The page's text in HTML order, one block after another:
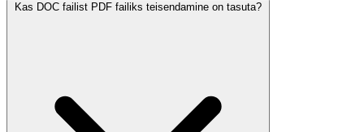
Kas DOC failist PDF failiks teisendamine on tasuta?